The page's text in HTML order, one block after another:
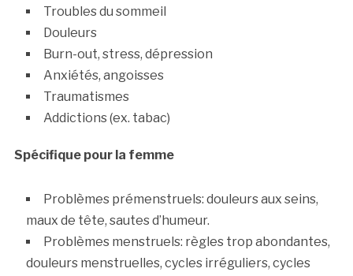
Troubles du sommeil
Douleurs
Burn-out, stress, dépression
Anxiétés, angoisses
Traumatismes
Addictions (ex. tabac)
Spécifique pour la femme
Problèmes prémenstruels: douleurs aux seins,
maux de tête, sautes d’humeur.
Problèmes menstruels: règles trop abondantes,
douleurs menstruelles, cycles irréguliers, cycles